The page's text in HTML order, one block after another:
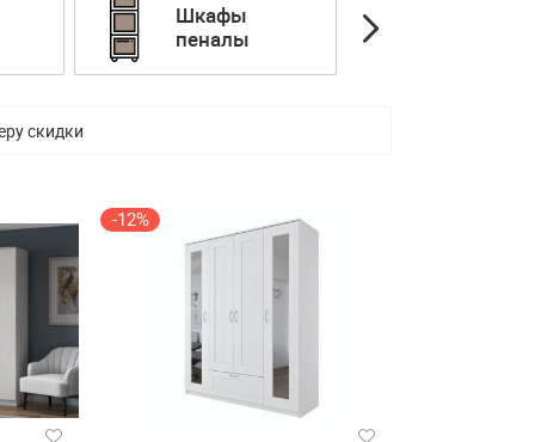
Шкафы
пеналы
скидки
-12%